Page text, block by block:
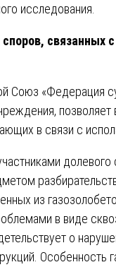
исследования.
связанных
Союз «Федерация
в связи с
долевого
из
в виде
о
Особенность